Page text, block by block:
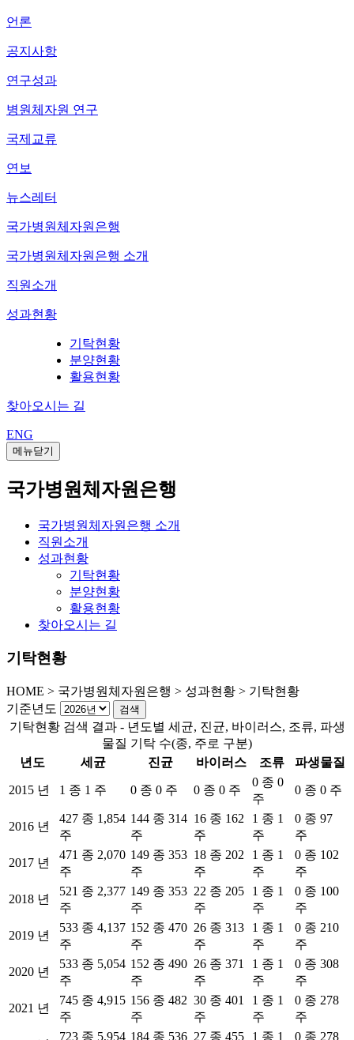
언론
공지사항
연구성과
병원체자원 연구
국제교류
연보
뉴스레터
국가병원체자원은행
국가병원체자원은행 소개
직원소개
성과현황
기탁현황
분양현황
활용현황
찾아오시는 길
ENG
메뉴닫기
국가병원체자원은행
국가병원체자원은행 소개
직원소개
성과현황
기탁현황
분양현황
활용현황
찾아오시는 길
기탁현황
HOME > 국가병원체자원은행 > 성과현황 > 기탁현황
기준년도
기탁현황 검색 결과 - 년도별 세균, 진균, 바이러스, 조류, 파생
물질 기탁 수(종, 주로 구분)
년도
세균 진균 바이러스 조류 파생물질
2015 년 1 종 1 주 0 종 0 주 0 종 0 주
0 종 0
주
0 종 0 주
2016 년
427 종 1,854
주
144 종 314
주
16 종 162
주
1 종 1
주
0 종 97
주
2017 년
471 종 2,070
주
149 종 353
주
18 종 202
주
1 종 1
주
0 종 102
주
2018 년
521 종 2,377
주
149 종 353
주
22 종 205
주
1 종 1
주
0 종 100
주
2019 년
533 종 4,137
주
152 종 470
주
26 종 313
주
1 종 1
주
0 종 210
주
2020 년
533 종 5,054
주
152 종 490
주
26 종 371
주
1 종 1
주
0 종 308
주
2021 년
745 종 4,915
주
156 종 482
주
30 종 401
주
1 종 1
주
0 종 278
주
723 종 5,954 184 종 536 27 종 455 1 종 1 0 종 278